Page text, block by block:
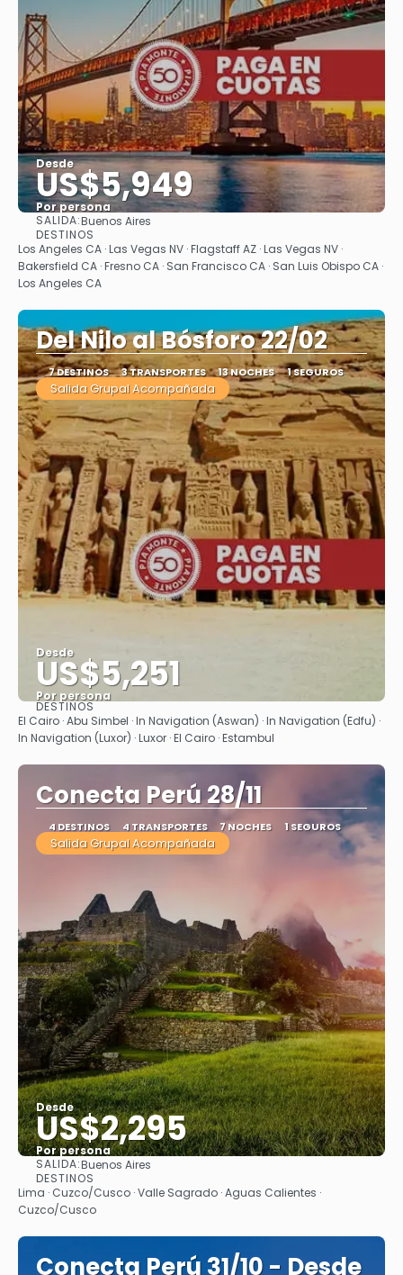
Desde
US$5,949
Por persona
SALIDA:Buenos Aires
DESTINOS
Los Angeles CA · Las Vegas NV · Flagstaff AZ · Las Vegas NV ·
Bakersfield CA · Fresno CA · San Francisco CA · San Luis Obispo CA ·
Los Angeles CA
Del Nilo al Bósforo 22/02
7 DESTINOS 3 TRANSPORTES 13 NOCHES 1 SEGUROS
Salida Grupal Acompañada
Desde
US$5,251
Por persona
Ver
DESTINOS
El Cairo · Abu Simbel · In Navigation (Aswan) · In Navigation (Edfu) ·
In Navigation (Luxor) · Luxor · El Cairo · Estambul
Conecta Perú 28/11
4 DESTINOS 4 TRANSPORTES 7 NOCHES 1 SEGUROS
Salida Grupal Acompañada
Desde
US$2,295
Por persona
SALIDA:Buenos Aires
DESTINOS
Lima · Cuzco/Cusco · Valle Sagrado · Aguas Calientes ·
Cuzco/Cusco
Conecta Perú 31/10 - Desde